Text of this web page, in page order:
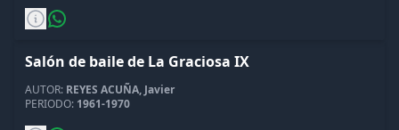
Salón de baile de La Graciosa IX
AUTOR: REYES ACUÑA, Javier
PERIODO: 1961-1970